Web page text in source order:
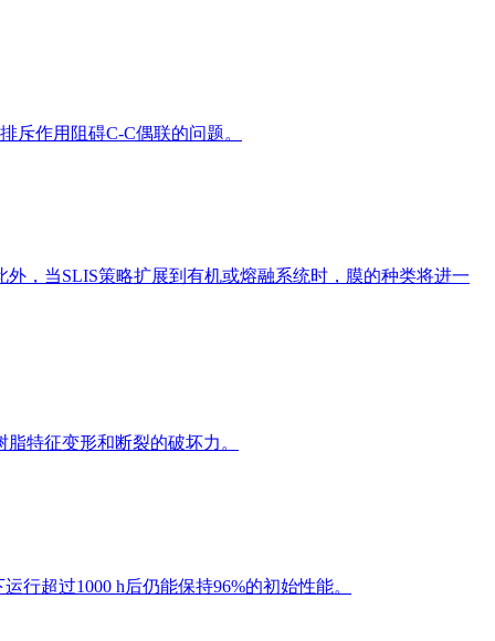
斥作用阻碍C-C偶联的问题。
，当SLIS策略扩展到有机或熔融系统时，膜的种类将进一
特征变形和断裂的破坏力。
行超过1000 h后仍能保持96%的初始性能。